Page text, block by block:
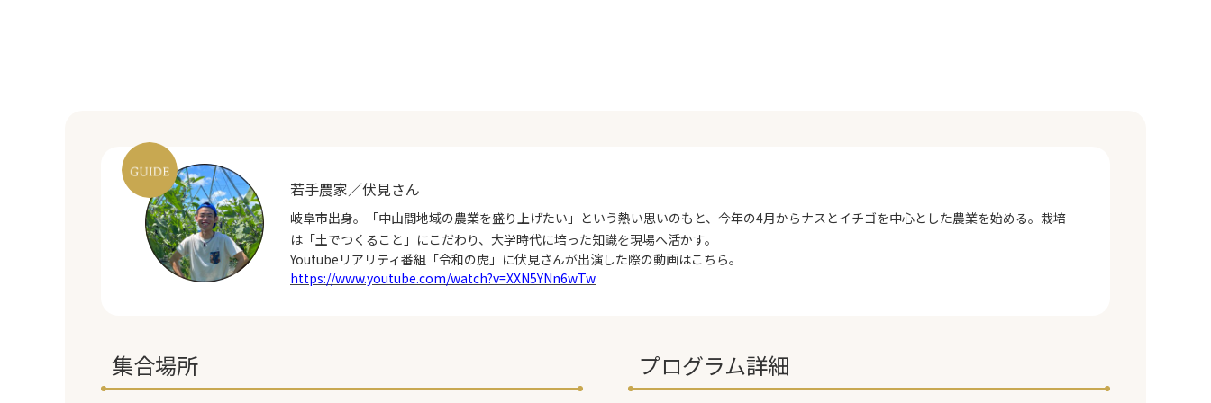
若手農家／伏見さん
岐阜市出身。「中山間地域の農業を盛り上げたい」という熱い思いのもと、今年の4月からナスとイチゴを中心とした農業を始める。栽培
は「土でつくること」にこだわり、大学時代に培った知識を現場へ活かす。
Youtubeリアリティ番組「令和の虎」に伏見さんが出演した際の動画はこちら。
https://www.youtube.com/watch?v=XXN5YNn6wTw
集合場所 プログラム詳細